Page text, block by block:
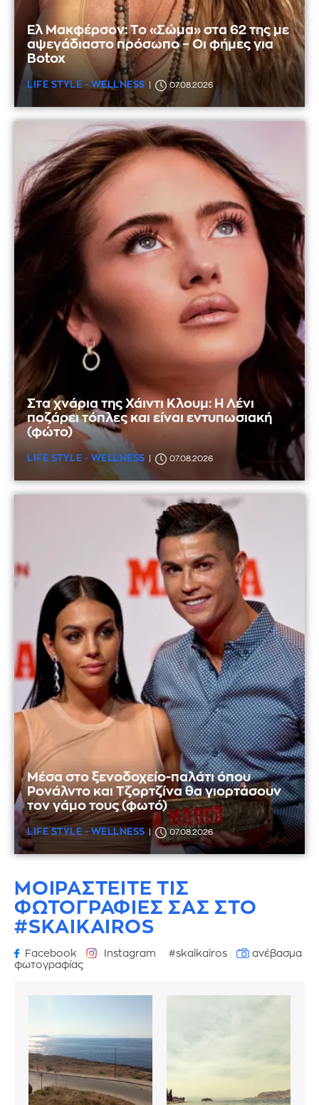
Ελ Μακφέρσον: Το «Σώμα» στα 62 της με
αψεγάδιαστο πρόσωπο – Οι φήμες για
Botox
LIFE STYLE - WELLNESS 07.08.2026
Στα χνάρια της Χάιντι Κλουμ: Η Λένι
ποζάρει τόπλες και είναι εντυπωσιακή
(φώτο)
LIFE STYLE - WELLNESS 07.08.2026
Μέσα στο ξενοδοχείο-παλάτι όπου
Ρονάλντο και Τζορτζίνα θα γιορτάσουν
τον γάμο τους (φωτό)
LIFE STYLE - WELLNESS 07.08.2026
ΜΟΙΡΑΣΤΕΙΤΕ ΤΙΣ
ΦΩΤΟΓΡΑΦΙΕΣ ΣΑΣ ΣΤΟ
#SKAIKAIROS
Facebook Instagram #skaikairos
ανέβασμα
φωτογραφίας